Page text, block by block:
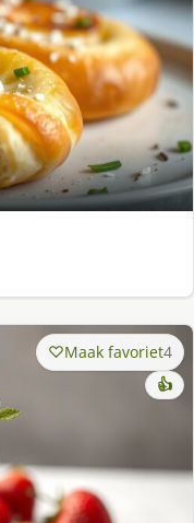
Maak favoriet4
👍